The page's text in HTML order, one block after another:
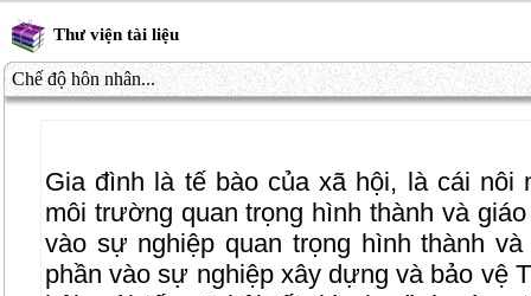
Thư viện tài liệu
Chế độ hôn nhân...
Gia đình là tế bào của xã hội, là cái
môi trường quan trọng hình thành và
vào sự nghiệp quan trọng hình thành
phần vào sự nghiệp xây dựng và bảo vệ